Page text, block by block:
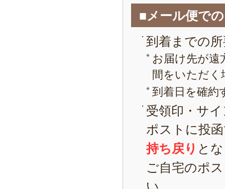
■メール便で
到着までの
お届け先が遠
間をいただ
到着日を確約
受領印・サ
ポストに投
持ち戻り と
ご自宅のポ
い。